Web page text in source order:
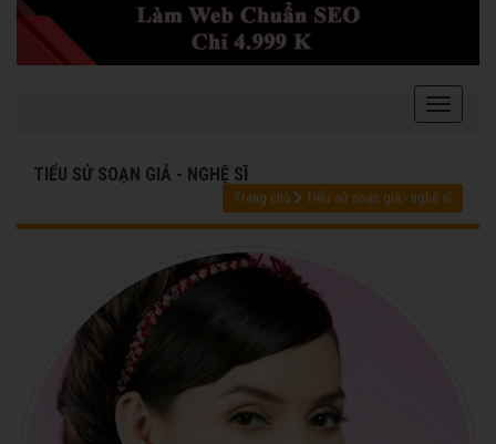
TIỂU SỬ SOẠN GIẢ - NGHỆ SĨ
Trang chủ Tiểu sử soạn giả - nghệ sĩ